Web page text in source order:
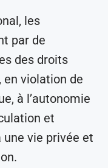
les
par de
des droits
violation de
à l’autonomie
et
une vie privée et